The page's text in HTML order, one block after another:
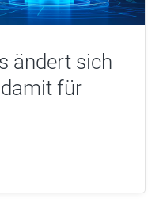
ändert sich
für